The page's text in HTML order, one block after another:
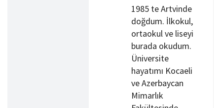
1985 te Artvinde
doğdum. İlkokul,
ortaokul ve liseyi
burada okudum.
Üniversite
hayatımı Kocaeli
ve Azerbaycan
Mimarlık